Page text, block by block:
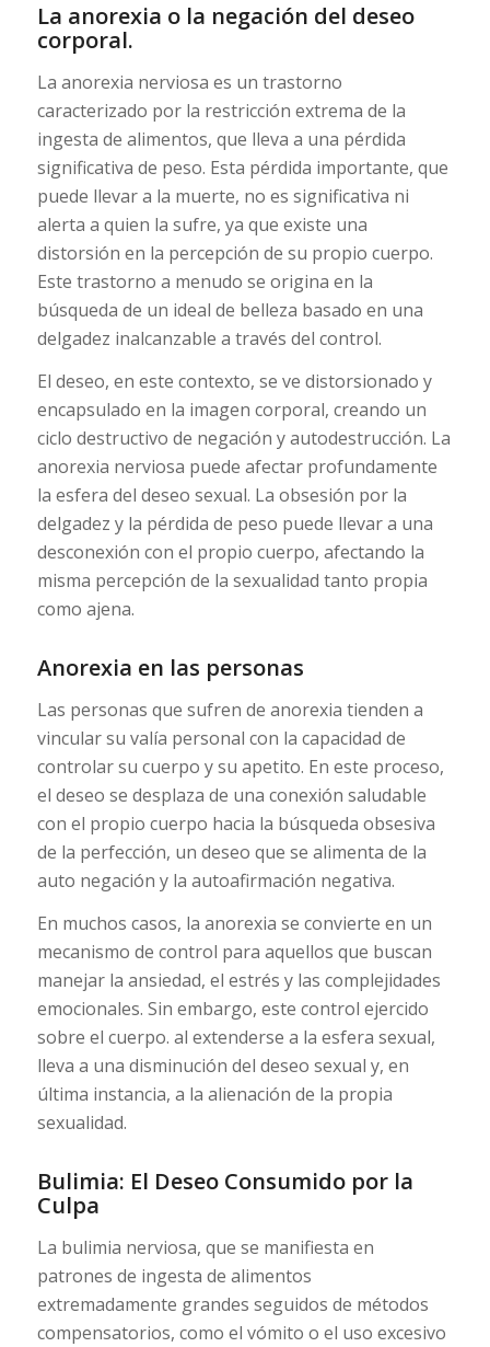
La anorexia o la negación del deseo
corporal.
La anorexia nerviosa es un trastorno
caracterizado por la restricción extrema de la
ingesta de alimentos, que lleva a una pérdida
significativa de peso. Esta pérdida importante, que
puede llevar a la muerte, no es significativa ni
alerta a quien la sufre, ya que existe una
distorsión en la percepción de su propio cuerpo.
Este trastorno a menudo se origina en la
búsqueda de un ideal de belleza basado en una
delgadez inalcanzable a través del control.
El deseo, en este contexto, se ve distorsionado y
encapsulado en la imagen corporal, creando un
ciclo destructivo de negación y autodestrucción. La
anorexia nerviosa puede afectar profundamente
la esfera del deseo sexual. La obsesión por la
delgadez y la pérdida de peso puede llevar a una
desconexión con el propio cuerpo, afectando la
misma percepción de la sexualidad tanto propia
como ajena.
Anorexia en las personas
Las personas que sufren de anorexia tienden a
vincular su valía personal con la capacidad de
controlar su cuerpo y su apetito. En este proceso,
el deseo se desplaza de una conexión saludable
con el propio cuerpo hacia la búsqueda obsesiva
de la perfección, un deseo que se alimenta de la
auto negación y la autoafirmación negativa.
En muchos casos, la anorexia se convierte en un
mecanismo de control para aquellos que buscan
manejar la ansiedad, el estrés y las complejidades
emocionales. Sin embargo, este control ejercido
sobre el cuerpo. al extenderse a la esfera sexual,
lleva a una disminución del deseo sexual y, en
última instancia, a la alienación de la propia
sexualidad.
Bulimia: El Deseo Consumido por la
Culpa
La bulimia nerviosa, que se manifiesta en
patrones de ingesta de alimentos
extremadamente grandes seguidos de métodos
compensatorios, como el vómito o el uso excesivo